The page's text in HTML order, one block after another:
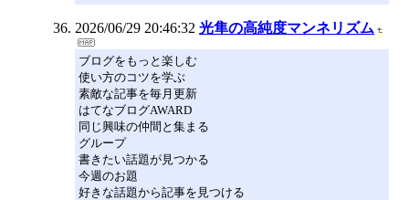
2026/06/29 20:46:32 光隼の高純度マンネリズム
ブログをもっと楽しむ
使い方のコツを学ぶ
素敵な記事を毎月更新
はてなブログAWARD
同じ興味の仲間と集まる
グループ
書きたい話題が見つかる
今週のお題
好きな話題から記事を見つける